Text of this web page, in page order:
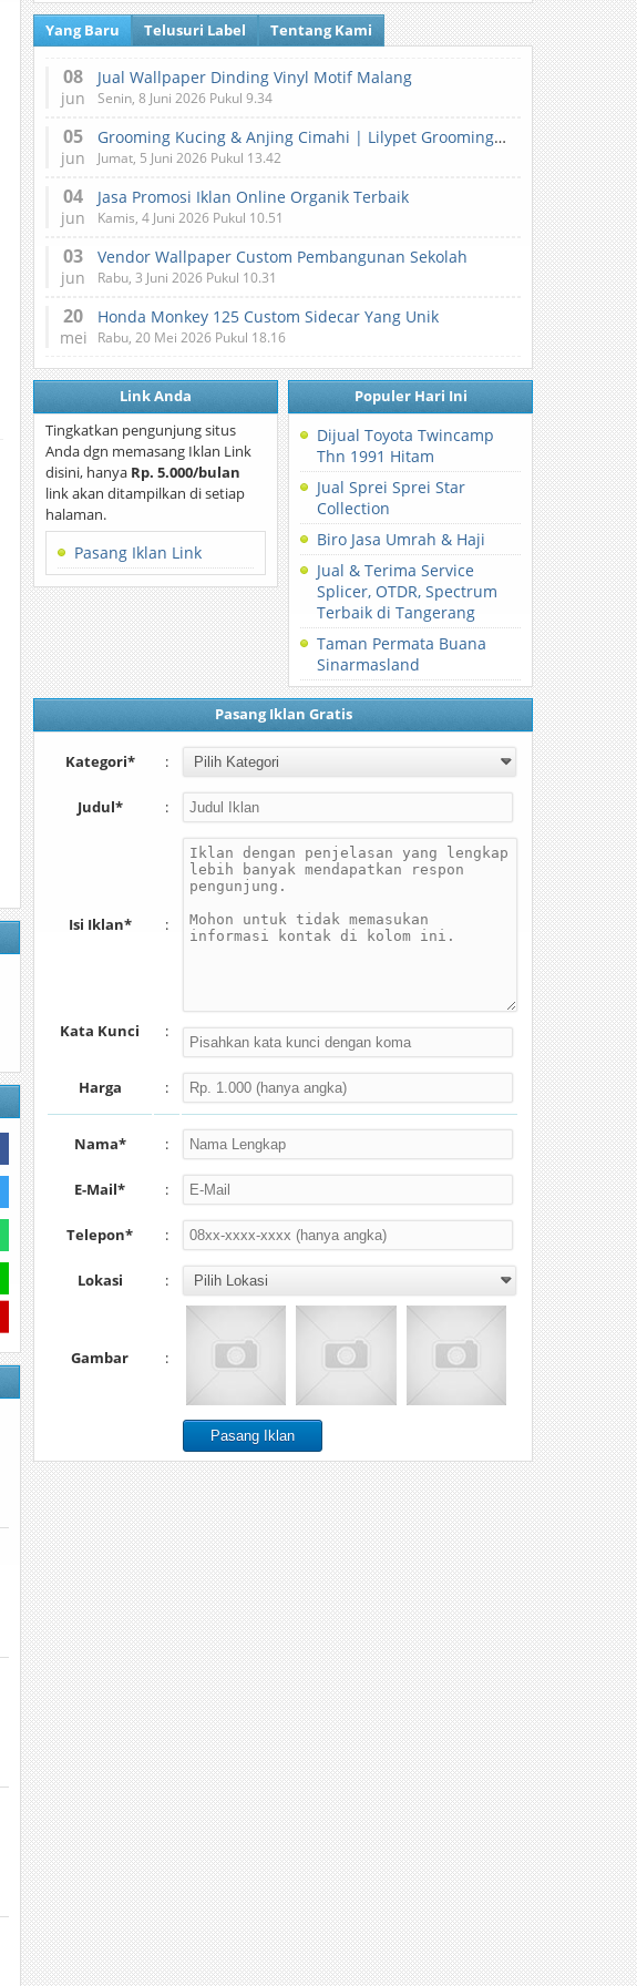
Yang Baru Telusuri Label Tentang Kami
08
jun
Jual Wallpaper Dinding Vinyl Motif Malang
Senin, 8 Juni 2026 Pukul 9.34
05
jun
Grooming Kucing & Anjing Cimahi | Lilypet Grooming & Pet Hotel
Jumat, 5 Juni 2026 Pukul 13.42
04
jun
Jasa Promosi Iklan Online Organik Terbaik
Kamis, 4 Juni 2026 Pukul 10.51
03
jun
Vendor Wallpaper Custom Pembangunan Sekolah
Rabu, 3 Juni 2026 Pukul 10.31
20
mei
Honda Monkey 125 Custom Sidecar Yang Unik
Rabu, 20 Mei 2026 Pukul 18.16
Link Anda
Tingkatkan pengunjung situs
Anda dgn memasang Iklan Link
disini, hanya Rp. 5.000/bulan
link akan ditampilkan di setiap
halaman.
Pasang Iklan Link
Populer Hari Ini
Dijual Toyota Twincamp
Thn 1991 Hitam
Jual Sprei Sprei Star
Collection
Biro Jasa Umrah & Haji
Jual & Terima Service
Splicer, OTDR, Spectrum
Terbaik di Tangerang
Taman Permata Buana
Sinarmasland
Pasang Iklan Gratis
Kategori* :
Judul* :
Isi Iklan* :
Kata Kunci :
Harga :
Nama* :
E-Mail* :
Telepon* :
Lokasi :
Gambar :